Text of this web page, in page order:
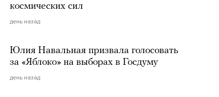
космических сил
день назад
Юлия Навальная призвала голосовать
за «Яблоко» на выборах в Госдуму
день назад